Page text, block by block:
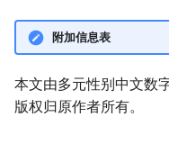
附加信息表
本文由多元性别中文数
版权归原作者所有。